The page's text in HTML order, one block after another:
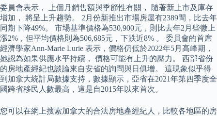
委員會表示， 上個月銷售額與季節性有關， 隨著新上市及庫存
增加， 將呈上升趨勢。 2月份新推出市場房屋有2389間，比去年
同期下降49%。 市場基準價格為530,900元，則比去年2月些微上
漲2%，但平均價格則為506,685元，下跌近8% 。 委員會的首席
經濟學家Ann-Marie Lurie 表示，價格仍低於2022年5月高峰期，
她認為如果供應水平持續， 價格可能有上升的壓力。 西部省份
的房地產經紀也談論來自安省的詢問與日俱增。 這現象似乎得
到加拿大統計局數據支持，數據顯示，亞省在2021年第四季度全
國跨省移民人數最高，這是自2015年以來首次。
您可以在網上搜索加拿大的合法房地產經紀人，比較各地區的房